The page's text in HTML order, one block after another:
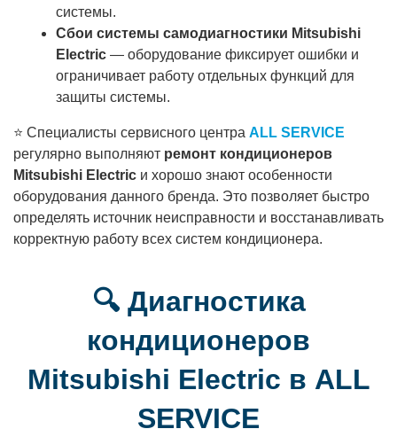
системы.
Сбои системы самодиагностики Mitsubishi
Electric — оборудование фиксирует ошибки и
ограничивает работу отдельных функций для
защиты системы.
⭐ Специалисты сервисного центра ALL SERVICE
регулярно выполняют ремонт кондиционеров
Mitsubishi Electric и хорошо знают особенности
оборудования данного бренда. Это позволяет быстро
определять источник неисправности и восстанавливать
корректную работу всех систем кондиционера.
🔍 Диагностика
кондиционеров
Mitsubishi Electric в ALL
SERVICE